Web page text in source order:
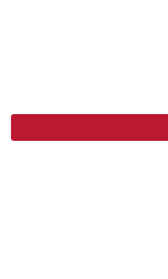
Навигация по разделам команды